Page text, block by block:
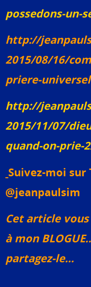
possedons-un-
http://
2015/08/16/
priere-
http://
2015/11/07/
quand-on-prie-
Suivez-moi sur
@jeanpaulsim
Cet article
à mon
partagez-le…